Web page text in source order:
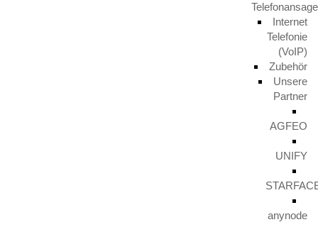
Internet
Telefonie
(VoIP)
Zubehör
Unsere
Partner
AGFEO
UNIFY
anynode
@schemmel.group und schon läuft man @radio.mk in die Arme.
Wir haben uns dann auch mal direkt beworben und hatten 20
Minuten später schon eine eigene riesige Tüte mit leckeren
Backwaren erhalten, welche wir gerade fleißig aufteilen. Wir
wünschen euch morgen einen schönen „Vatertag“ alias Christi